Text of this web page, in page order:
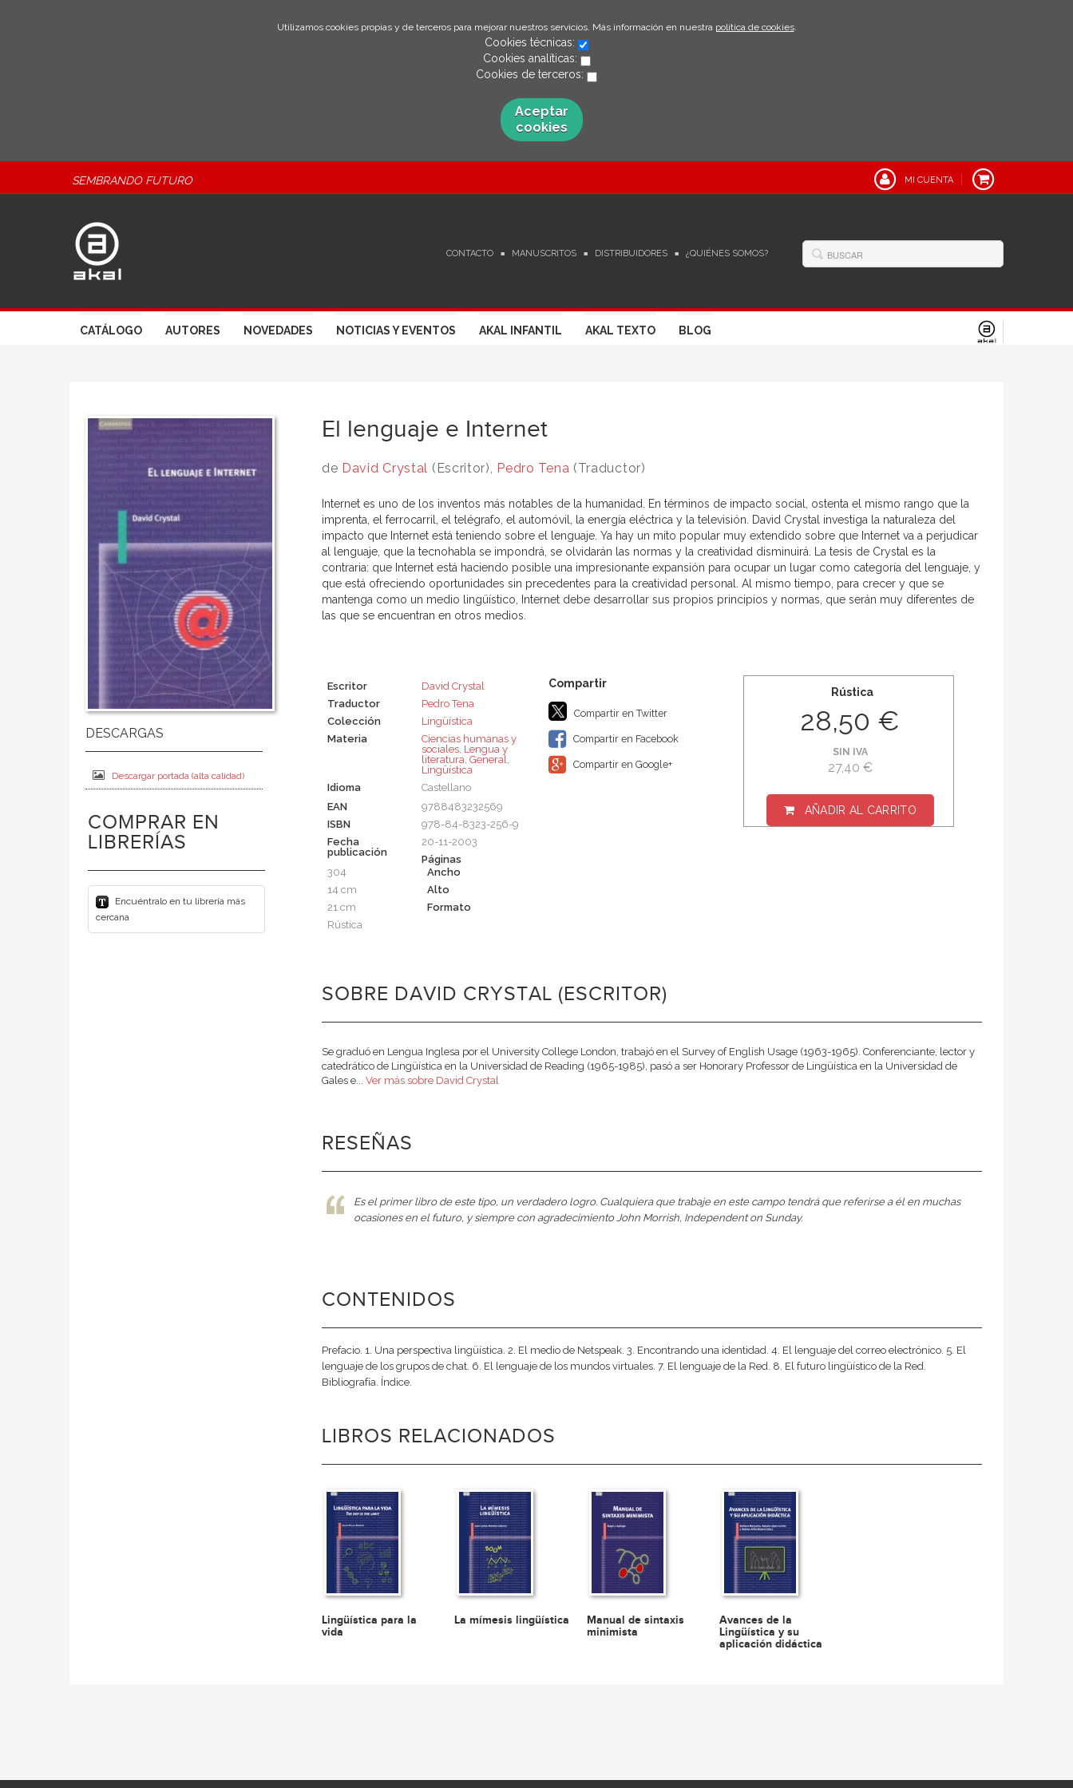
Utilizamos cookies propias y de terceros para mejorar nuestros servicios. Más información en nuestra política de cookies.
Cookies técnicas:
Cookies analíticas:
Cookies de terceros:
Aceptar
cookies
SEMBRANDO FUTURO MI CUENTA
CONTACTO MANUSCRITOS DISTRIBUIDORES ¿QUIÉNES SOMOS?
CATÁLOGO AUTORES NOVEDADES NOTICIAS Y EVENTOS AKAL INFANTIL AKAL TEXTO BLOG
Descargar portada (alta calidad)
COMPRAR EN
LIBRERÍAS
Encuéntralo en tu librería más
cercana
El lenguaje e Internet
de David Crystal (Escritor), Pedro Tena (Traductor)
Internet es uno de los inventos más notables de la humanidad. En términos de impacto social, ostenta el mismo rango que la
imprenta, el ferrocarril, el telégrafo, el automóvil, la energía eléctrica y la televisión. David Crystal investiga la naturaleza del
impacto que Internet está teniendo sobre el lenguaje. Ya hay un mito popular muy extendido sobre que Internet va a perjudicar
al lenguaje, que la tecnohabla se impondrá, se olvidarán las normas y la creatividad disminuirá. La tesis de Crystal es la
contraria: que Internet está haciendo posible una impresionante expansión para ocupar un lugar como categoría del lenguaje, y
que está ofreciendo oportunidades sin precedentes para la creatividad personal. Al mismo tiempo, para crecer y que se
mantenga como un medio lingüístico, Internet debe desarrollar sus propios principios y normas, que serán muy diferentes de
las que se encuentran en otros medios.
Escritor
David Crystal
Traductor
Pedro Tena
Colección
Lingüística
Materia
Ciencias humanas y
sociales, Lengua y
literatura, General,
Lingüística
Idioma
Castellano
EAN
9788483232569
ISBN
978-84-8323-256-9
Fecha
publicación
20-11-2003
Páginas
304
Ancho
14 cm
Alto
21 cm
Formato
Rústica
Compartir en Twitter
Compartir en Facebook
Compartir en Google+
Rústica
28,50 €
SIN IVA
27,40 €
AÑADIR AL CARRITO
SOBRE DAVID CRYSTAL (ESCRITOR)
Se graduó en Lengua Inglesa por el University College London, trabajó en el Survey of English Usage (1963-1965). Conferenciante, lector y
catedrático de Lingüística en la Universidad de Reading (1965-1985), pasó a ser Honorary Professor de Lingüística en la Universidad de
Gales e... Ver más sobre David Crystal
RESEÑAS
Es el primer libro de este tipo, un verdadero logro. Cualquiera que trabaje en este campo tendrá que referirse a él en muchas
ocasiones en el futuro, y siempre con agradecimiento John Morrish, Independent on Sunday.
CONTENIDOS
Prefacio. 1. Una perspectiva lingüística. 2. El medio de Netspeak. 3. Encontrando una identidad. 4. El lenguaje del correo electrónico. 5. El
lenguaje de los grupos de chat. 6. El lenguaje de los mundos virtuales. 7. El lenguaje de la Red. 8. El futuro lingüístico de la Red.
Bibliografía. Índice.
LIBROS RELACIONADOS
Lingüística para la
vida
La mímesis lingüística
Manual de sintaxis
minimista
Avances de la
Lingüística y su
aplicación didáctica